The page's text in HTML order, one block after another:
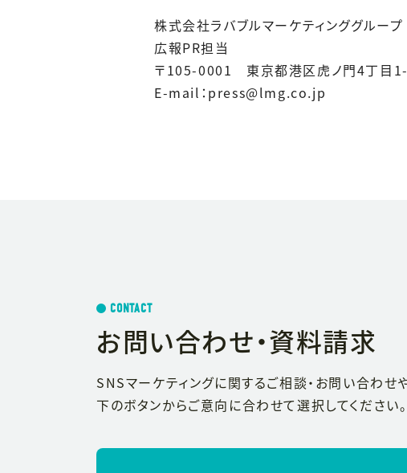
株式会社ラバブルマーケティンググループ
広報PR担当
〒105-0001 東京都港区虎ノ門4丁目1-
E-mail：press@lmg.co.jp
CONTACT
お問い合わせ・資料請求
SNSマーケティングに関するご相談・お問い合わせ
下のボタンからご意向に合わせて選択してください。